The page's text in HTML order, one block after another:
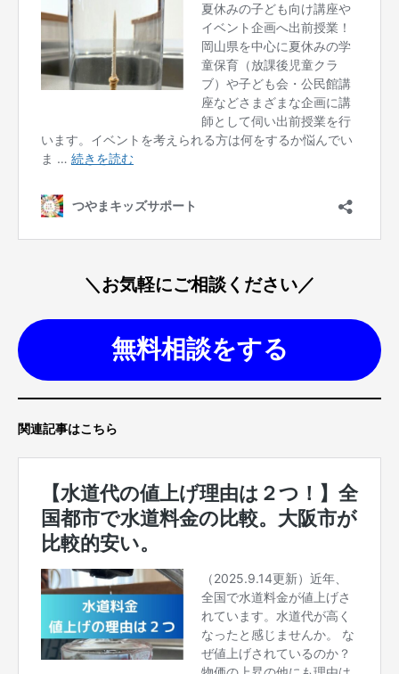
＼お気軽にご相談ください／
無料相談をする
関連記事はこちら